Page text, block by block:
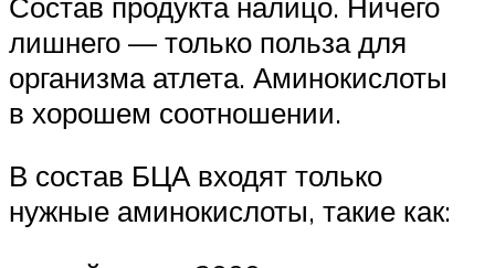
лишнего — только польза для
организма атлета. Аминокислоты
в хорошем соотношении.
В состав БЦА входят только
нужные аминокислоты, такие как: